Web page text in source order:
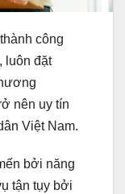
công
luôn đặt
nên uy tín
Việt Nam.
bởi năng
tận tụy bởi